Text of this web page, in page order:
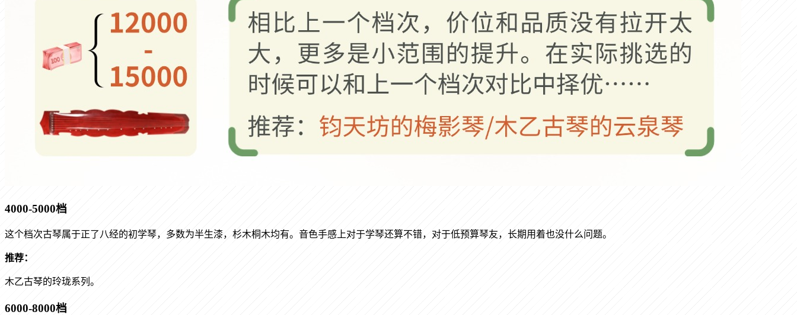
4000-5000档
这个档次古琴属于正了八经的初学琴，多数为半生漆，杉木桐木均有。音色手感上对于学琴还算不错，对于低预算琴友，长期用着也没什么问题。
推荐：
木乙古琴的玲珑系列。
6000-8000档